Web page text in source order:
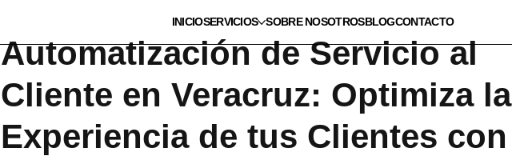
INICIOSERVICIOS SOBRE NOSOTROSBLOGCONTACTO
Automatización de Servicio al
Cliente en Veracruz: Optimiza la
Experiencia de tus Clientes con